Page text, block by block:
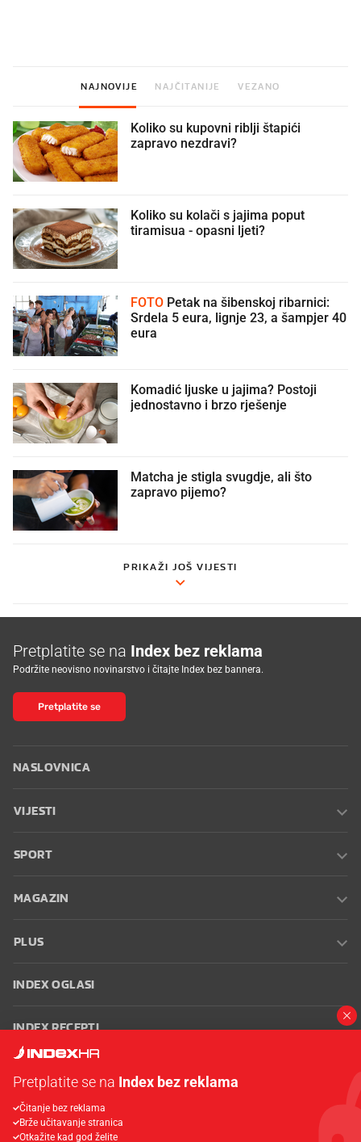
NAJNOVIJE NAJČITANIJE VEZANO
Koliko su kupovni riblji štapići
zapravo nezdravi?
Koliko su kolači s jajima poput
tiramisua - opasni ljeti?
FOTO
Srdela 5 eura, lignje 23, a šampjer 40
eura
Komadić ljuske u jajima? Postoji
jednostavno i brzo rješenje
Matcha je stigla svugdje, ali što
zapravo pijemo?
PRIKAŽI JOŠ VIJESTI
Pretplatite se na Index bez reklama
Podržite neovisno novinarstvo i čitajte Index bez bannera.
Pretplatite se
NASLOVNICA
VIJESTI
SPORT
MAGAZIN
PLUS
INDEX OGLASI
INDEX RECEPTI
Oglašavanje Zaposli se na Indexu
korištenja
Postavke kolačića
Pretplatite se na Index bez reklama
Čitanje bez reklama
Brže učitavanje stranica
Otkažite kad god želite